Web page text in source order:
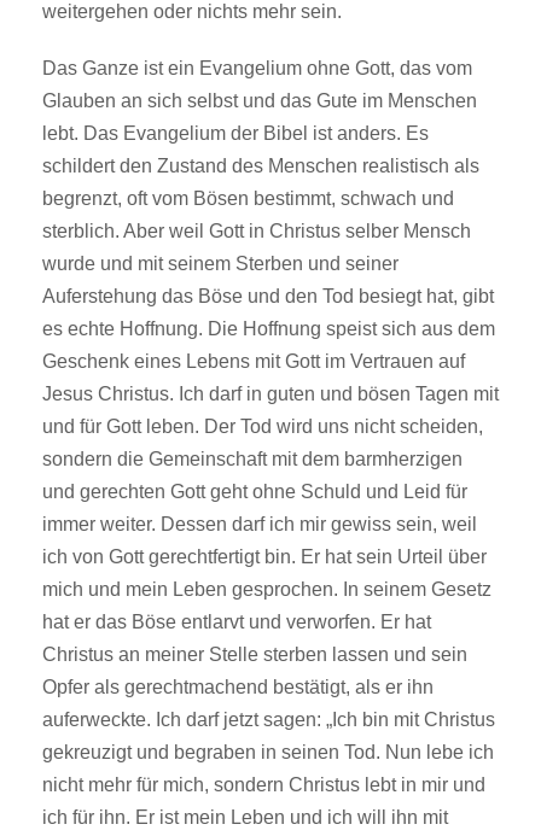
weitergehen oder nichts mehr sein.
Das Ganze ist ein Evangelium ohne Gott, das vom
Glauben an sich selbst und das Gute im Menschen
lebt. Das Evangelium der Bibel ist anders. Es
schildert den Zustand des Menschen realistisch als
begrenzt, oft vom Bösen bestimmt, schwach und
sterblich. Aber weil Gott in Christus selber Mensch
wurde und mit seinem Sterben und seiner
Auferstehung das Böse und den Tod besiegt hat, gibt
es echte Hoffnung. Die Hoffnung speist sich aus dem
Geschenk eines Lebens mit Gott im Vertrauen auf
Jesus Christus. Ich darf in guten und bösen Tagen mit
und für Gott leben. Der Tod wird uns nicht scheiden,
sondern die Gemeinschaft mit dem barmherzigen
und gerechten Gott geht ohne Schuld und Leid für
immer weiter. Dessen darf ich mir gewiss sein, weil
ich von Gott gerechtfertigt bin. Er hat sein Urteil über
mich und mein Leben gesprochen. In seinem Gesetz
hat er das Böse entlarvt und verworfen. Er hat
Christus an meiner Stelle sterben lassen und sein
Opfer als gerechtmachend bestätigt, als er ihn
auferweckte. Ich darf jetzt sagen: „Ich bin mit Christus
gekreuzigt und begraben in seinen Tod. Nun lebe ich
nicht mehr für mich, sondern Christus lebt in mir und
ich für ihn. Er ist mein Leben und ich will ihn mit